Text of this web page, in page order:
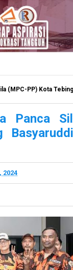
Kota Tebingtinggi Deklarasi
Panca
2024